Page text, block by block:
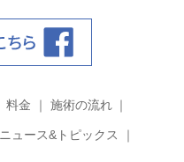
料金 施術の流れ
ニュース&トピックス